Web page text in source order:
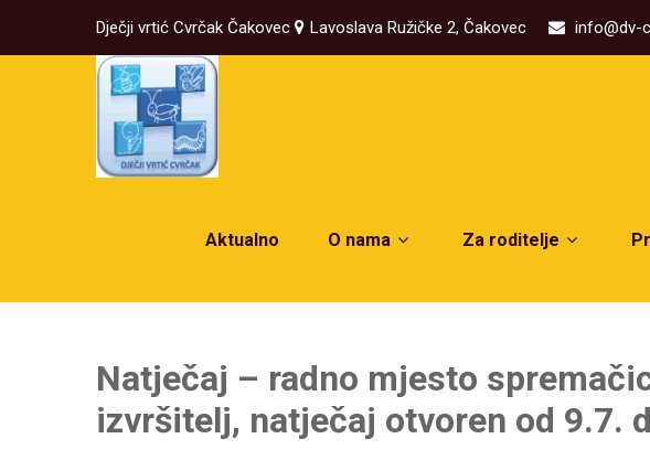
Dječji vrtić Cvrčak Čakovec Lavoslava Ružičke 2, Čakovec info@dv-
Aktualno O nama Za roditelje
Natječaj – radno mjesto
izvršitelj, natječaj otvoren od 9.7.